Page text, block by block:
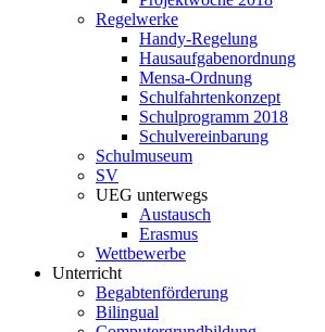
Regelwerke
Handy-Regelung
Hausaufgabenordnung
Mensa-Ordnung
Schulfahrtenkonzept
Schulprogramm 2018
Schulvereinbarung
Schulmuseum
SV
UEG unterwegs
Austausch
Erasmus
Wettbewerbe
Unterricht
Begabtenförderung
Bilingual